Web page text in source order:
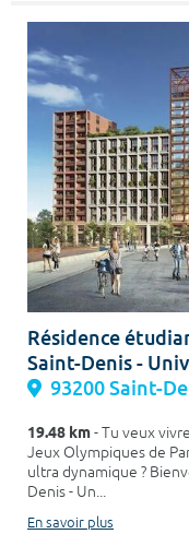
Résidence
Saint-Denis -
93200 Saint-
19.48 km- Tu veux
Jeux Olympiques de
ultra dynamique ?
Denis - Un...
En savoir plus